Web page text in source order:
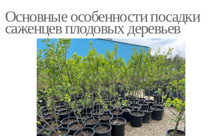
Основные особенности посадки
саженцев плодовых деревьев